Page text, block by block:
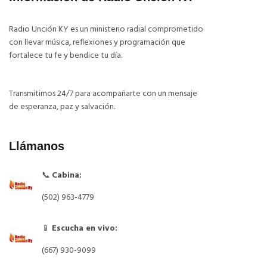
Radio Unción KY es un ministerio radial comprometido
con llevar música, reflexiones y programación que
fortalece tu fe y bendice tu día.
Transmitimos 24/7 para acompañarte con un mensaje
de esperanza, paz y salvación.
Llámanos
📞 Cabina:
(502) 963-4779
📱 Escucha en vivo:
(667) 930-9099